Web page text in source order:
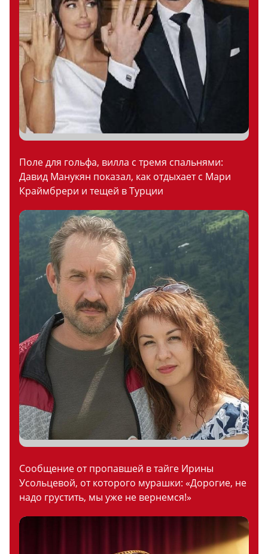
Поле для гольфа, вилла с тремя спальнями:
Давид Манукян показал, как отдыхает с Мари
Краймбрери и тещей в Турции
Сообщение от пропавшей в тайге Ирины
Усольцевой, от которого мурашки: «Дорогие, не
надо грустить, мы уже не вернемся!»